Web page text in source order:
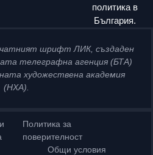
политика в
България.
шрифт ЛИК, създаден
телеграфна агенция (БТА)
художествена академия
(НХА).
Политика за
поверителност
Общи условия